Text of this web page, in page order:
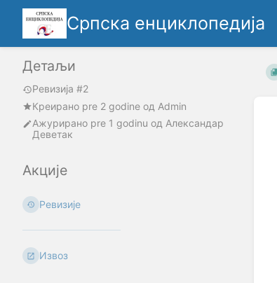
Српска енциклопедија
Детаљи
Ревизија #2
Креирано pre 2 godine oд Admin
Ажурирано pre 1 godinu од Александар
Деветак
Акције
Ревизије
Извоз